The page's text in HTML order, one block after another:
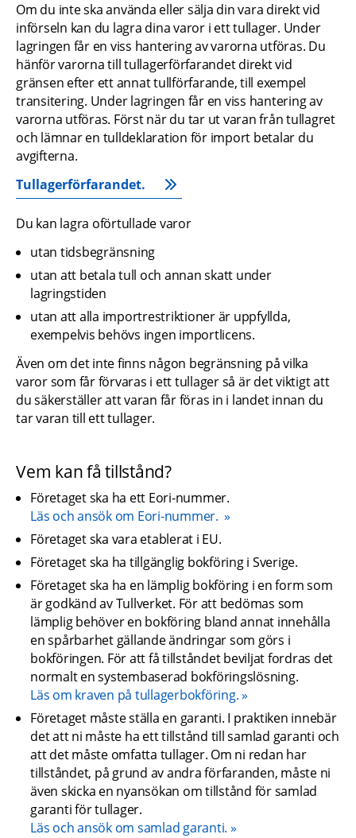
Om du inte ska använda eller sälja din vara direkt vid
införseln kan du lagra dina varor i ett tullager. Under
lagringen får en viss hantering av varorna utföras. Du
hänför varorna till tullagerförfarandet direkt vid
gränsen efter ett annat tullförfarande, till exempel
transitering. Under lagringen får en viss hantering av
varorna utföras. Först när du tar ut varan från tullagret
och lämnar en tulldeklaration för import betalar du
avgifterna.
Tullagerförfarandet.
Du kan lagra oförtullade varor
utan tidsbegränsning
utan att betala tull och annan skatt under
lagringstiden
utan att alla importrestriktioner är uppfyllda,
exempelvis behövs ingen importlicens.
Även om det inte finns någon begränsning på vilka
varor som får förvaras i ett tullager så är det viktigt att
du säkerställer att varan får föras in i landet innan du
tar varan till ett tullager.
Vem kan få tillstånd?
Företaget ska ha ett Eori-nummer.
Läs och ansök om Eori-nummer.
Företaget ska vara etablerat i EU.
Företaget ska ha tillgänglig bokföring i Sverige.
Företaget ska ha en lämplig bokföring i en form som
är godkänd av Tullverket. För att bedömas som
lämplig behöver en bokföring bland annat innehålla
en spårbarhet gällande ändringar som görs i
bokföringen. För att få tillståndet beviljat fordras det
normalt en systembaserad bokföringslösning.
Läs om kraven på tullagerbokföring.
Företaget måste ställa en garanti. I praktiken innebär
det att ni måste ha ett tillstånd till samlad garanti och
att det måste omfatta tullager. Om ni redan har
tillståndet, på grund av andra förfaranden, måste ni
även skicka en nyansökan om tillstånd för samlad
garanti för tullager.
Läs och ansök om samlad garanti.